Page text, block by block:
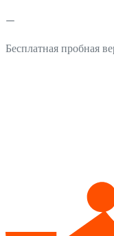
Бесплатная пробная